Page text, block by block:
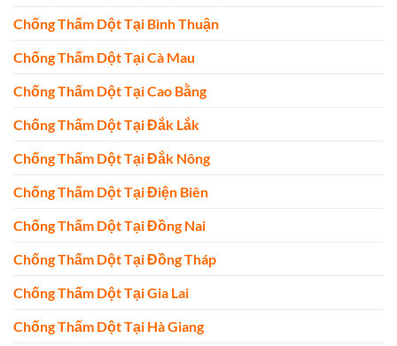
Chống Thấm Dột Tại Bình Thuận
Chống Thấm Dột Tại Cà Mau
Chống Thấm Dột Tại Cao Bằng
Chống Thấm Dột Tại Đắk Lắk
Chống Thấm Dột Tại Đắk Nông
Chống Thấm Dột Tại Điện Biên
Chống Thấm Dột Tại Đồng Nai
Chống Thấm Dột Tại Đồng Tháp
Chống Thấm Dột Tại Gia Lai
Chống Thấm Dột Tại Hà Giang